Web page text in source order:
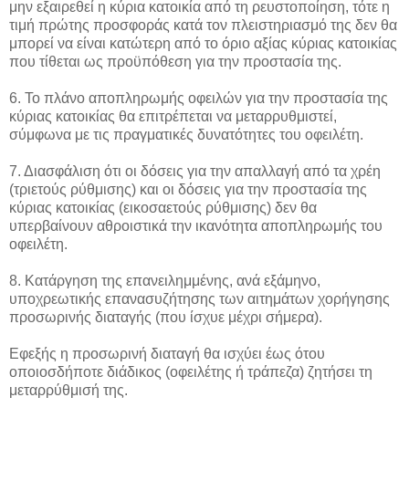
μην εξαιρεθεί η κύρια κατοικία από τη ρευστοποίηση, τότε η
τιμή πρώτης προσφοράς κατά τον πλειστηριασμό της δεν θα
μπορεί να είναι κατώτερη από το όριο αξίας κύριας κατοικίας
που τίθεται ως προϋπόθεση για την προστασία της.
6. Το πλάνο αποπληρωμής οφειλών για την προστασία της
κύριας κατοικίας θα επιτρέπεται να μεταρρυθμιστεί,
σύμφωνα με τις πραγματικές δυνατότητες του οφειλέτη.
7. Διασφάλιση ότι οι δόσεις για την απαλλαγή από τα χρέη
(τριετούς ρύθμισης) και οι δόσεις για την προστασία της
κύριας κατοικίας (εικοσαετούς ρύθμισης) δεν θα
υπερβαίνουν αθροιστικά την ικανότητα αποπληρωμής του
οφειλέτη.
8. Κατάργηση της επανειλημμένης, ανά εξάμηνο,
υποχρεωτικής επανασυζήτησης των αιτημάτων χορήγησης
προσωρινής διαταγής (που ίσχυε μέχρι σήμερα).
Εφεξής η προσωρινή διαταγή θα ισχύει έως ότου
οποιοσδήποτε διάδικος (οφειλέτης ή τράπεζα) ζητήσει τη
μεταρρύθμισή της.